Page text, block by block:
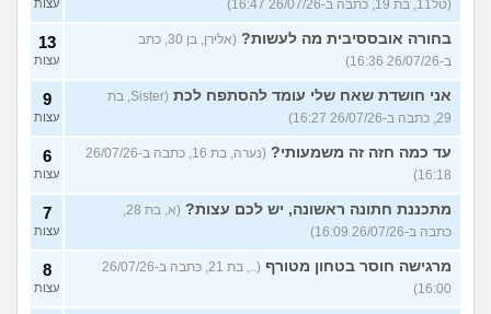
(טל11, בת 19, כתבה ב-26/07/26 16:47) עצות
בחורה אובססיבית מה לעשות?
(אלירן, בן 30, כתב
ב-26/07/26 16:36)
13
עצות
אני חושדת שאח שלי עומד להסתפח לכת
(Sister, בת
29, כתבה ב-26/07/26 16:27)
9
עצות
עד כמה חזה זה משמעותי?
(נערה, בת 16, כתבה ב-26/07/26
16:18)
6
עצות
מתכננת חתונה ראשונה, יש לכם עצות?
(א, בת 28,
כתבה ב-26/07/26 16:09)
7
עצות
מרגישה חוסר בטחון מטורף
(.., בת 21, כתבה ב-26/07/26
16:00)
8
עצות